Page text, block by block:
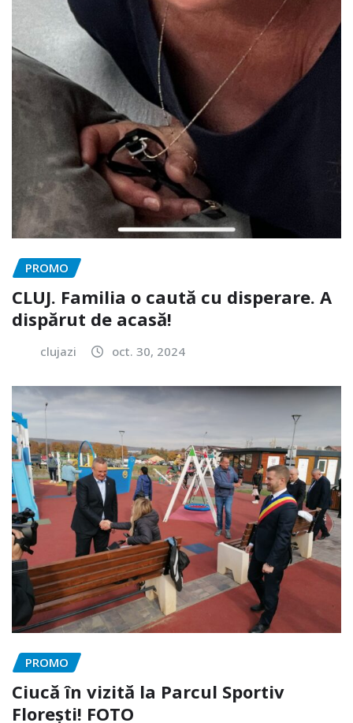
PROMO
CLUJ. Familia o caută cu disperare. A
dispărut de acasă!
clujazi oct. 30, 2024
PROMO
Ciucă în vizită la Parcul Sportiv
Florești! FOTO